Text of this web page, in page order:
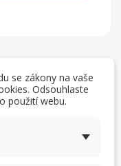
s nožem se
se zákony na vaše
Odsouhlaste
použití webu.